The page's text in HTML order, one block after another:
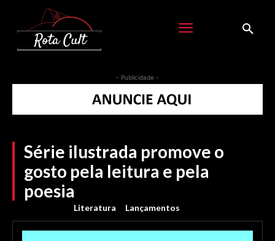
- Publicidade -
Série ilustrada promove o
gosto pela leitura e pela
poesia
Literatura Lançamentos